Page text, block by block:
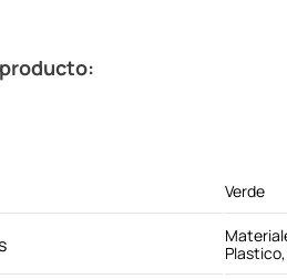
Verde